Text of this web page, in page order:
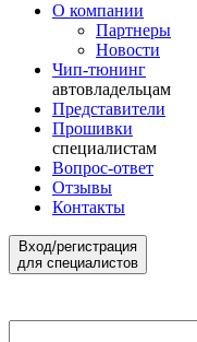
О компании
Партнеры
Новости
Чип-тюнинг
автовладельцам
Представители
Прошивки
специалистам
Вопрос-ответ
Отзывы
Контакты
Вход/регистрация
для специалистов